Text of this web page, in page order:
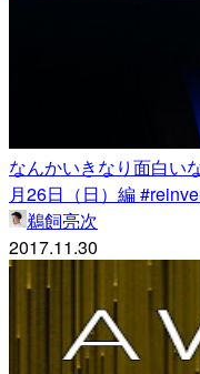
なんかいきなり面白い
月26日（日）編
鵜飼亮次
2017.11.30